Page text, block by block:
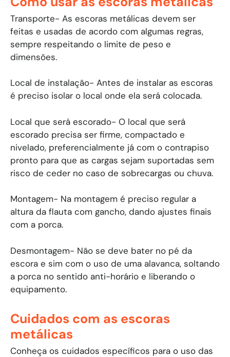
Transporte- As escoras metálicas devem ser
feitas e usadas de acordo com algumas regras,
sempre respeitando o limite de peso e
dimensões.
Local de instalação- Antes de instalar as escoras
é preciso isolar o local onde ela será colocada.
Local que será escorado- O local que será
escorado precisa ser firme, compactado e
nivelado, preferencialmente já com o contrapiso
pronto para que as cargas sejam suportadas sem
risco de ceder no caso de sobrecargas ou chuva.
Montagem- Na montagem é preciso regular a
altura da flauta com gancho, dando ajustes finais
com a porca.
Desmontagem- Não se deve bater no pé da
escora e sim com o uso de uma alavanca, soltando
a porca no sentido anti-horário e liberando o
equipamento.
Cuidados com as escoras
metálicas
Conheça os cuidados específicos para o uso das